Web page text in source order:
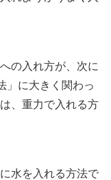
の入れ方が、次に
」に大きく関わっ
、重力で入れる方
水を入れる方法で